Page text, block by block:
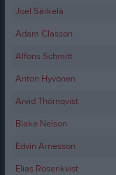
Joel Särkelä
Adam Classon
Alfons Schmitt
Anton Hyvönen
Arvid Thörnqvist
Blake Nelson
Edvin Arnesson
Elias Rosenkvist